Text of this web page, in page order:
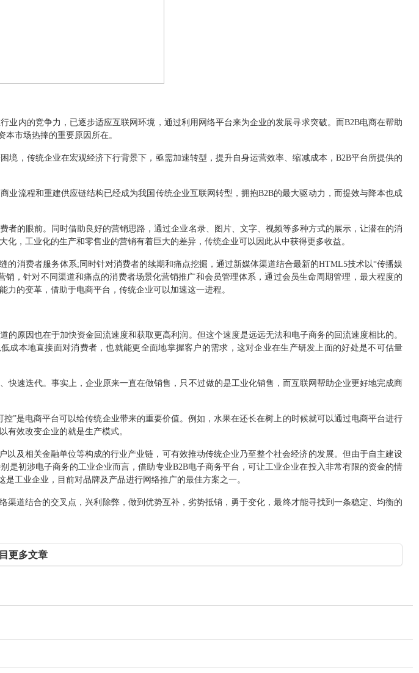
内的竞争力，已逐步适应互联网环境，通过利用网络平台来为企业的发展寻求突破。而B2B电商在帮助
本市场热捧的重要原因所在。
，传统企业在宏观经济下行背景下，亟需加速转型，提升自身运营效率、缩减成本， B2B平台所提供的
业流程和重建供应链结构已经成为我国传统企业互联网转型，拥抱B2B的最大驱动力，而提效与降本也成
者的眼前。同时借助良好的营销思路，通过企业名录、图片、文字、视频等多种方式的展示，让潜在的消
，工业化的生产和零售业的营销有着巨大的差异，传统企业可以因此从中获得更多收益。
的消费者服务体系; 同时针对消费者的续期和痛点挖掘，通过新媒体渠道结合最新的HTML5技术以“传播娱
，针对不同渠道和痛点的消费者场景化营销推广和会员管理体系，通过会员生命周期管理，最大程度的
的变革，借助于电商平台，传统企业可以加速这一进程。
原因也在于加快资金回流速度和获取更高利润。但这个速度是远远无法和电子商务的回流速度相比的。
成本地直接面对消费者，也就能更全面地掌握客户的需求，这对企业在生产研发上面的好处是不可估量
速迭代。事实上，企业原来一直在做销售，只不过做的是工业化销售，而互联网帮助企业更好地完成商
控”是电商平台可以给传统企业带来的重要价值。例如，水果在还长在树上的时候就可以通过电商平台进行
有效改变企业的就是生产模式。
及相关金融单位等构成的行业产业链，可有效推动传统企业乃至整个社会经济的发展。但由于自主建设
是初涉电子商务的工业企业而言，借助专业B2B电子商务平台，可让工业企业在投入非常有限的资金的情
是工业企业，目前对品牌及产品进行网络推广的最佳方案之一。
渠道结合的交叉点，兴利除弊，做到优势互补，劣势抵销，勇于变化，最终才能寻找到一条稳定、均衡的
更多文章